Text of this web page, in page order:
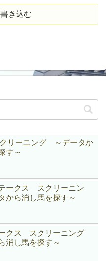
き込む
リーニング ～データか
す～
ークス スクリーニン
ら消し馬を探す～
クス スクリーニング
消し馬を探す～